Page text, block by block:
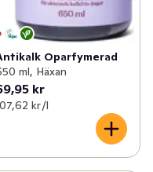
Oparfymerad
ml, Häxan
kr
kr /l